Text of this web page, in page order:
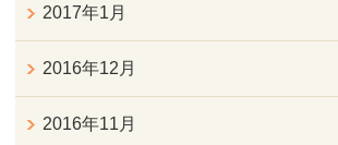
2017年1月
2016年12月
2016年11月